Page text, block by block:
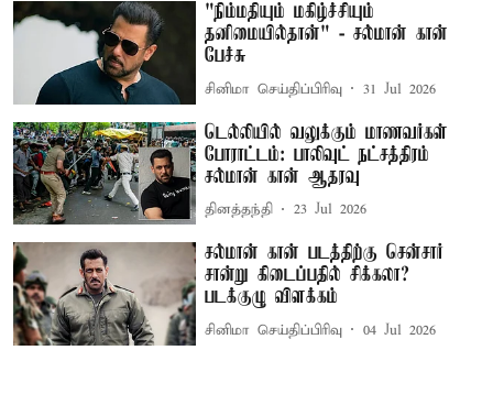
"நிம்மதியும் மகிழ்ச்சியும்
தனிமையில்தான்" - சல்மான் கான்
பேச்சு
சினிமா செய்திப்பிரிவு 31 Jul 2026
டெல்லியில் வலுக்கும் மாணவர்கள்
போராட்டம்: பாலிவுட் நட்சத்திரம்
சல்மான் கான் ஆதரவு
தினத்தந்தி 23 Jul 2026
சல்மான் கான் படத்திற்கு சென்சார்
சான்று கிடைப்பதில் சிக்கலா?
படக்குழு விளக்கம்
சினிமா செய்திப்பிரிவு 04 Jul 2026